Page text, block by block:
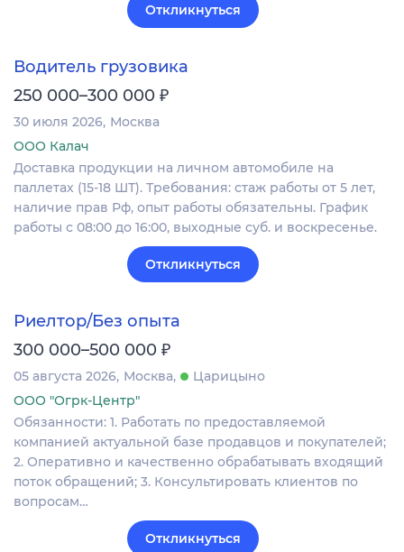
Откликнуться
Водитель грузовика
250 000–300 000 ₽
30 июля 2026 Москва
ООО Калач
Доставка продукции на личном автомобиле на
паллетах (15-18 ШТ). Требования: стаж работы от 5 лет,
наличие прав Рф, опыт работы обязательны. График
работы с 08:00 до 16:00, выходные суб. и воскресенье.
Откликнуться
Риелтор/Без опыта
300 000–500 000 ₽
05 августа 2026 Москва
Царицыно
ООО "Огрк-Центр"
Обязанности: 1. Работать по предоставляемой
компанией актуальной базе продавцов и покупателей;
2. Оперативно и качественно обрабатывать входящий
поток обращений; 3. Консультировать клиентов по
вопросам…
Откликнуться